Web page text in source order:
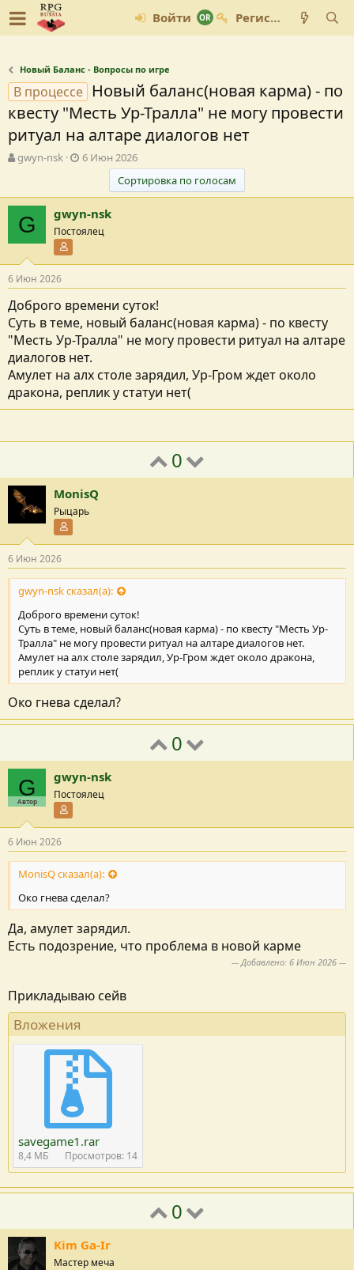
Войти Регистрация
Новый Баланс - Вопросы по игре
В процессе
Новый баланс(новая карма) - по
квесту "Месть Ур-Тралла" не могу провести
ритуал на алтаре диалогов нет
А
о
т
е
м
gwyn-nsk
Д
а
с
о
н
я
6 Июн 2026
Сортировка по голосам
G gwyn-nsk
Постоялец
6 Июн 2026
Доброго времени суток!
Суть в теме, новый баланс(новая карма) - по квесту
"Месть Ур-Тралла" не могу провести ритуал на алтаре
диалогов нет.
Амулет на алх столе зарядил, Ур-Гром ждет около
дракона, реплик у статуи нет(
0
MonisQ
Рыцарь
6 Июн 2026
gwyn-nsk сказал(а):
Доброго времени суток!
Суть в теме, новый баланс(новая карма) - по квесту "Месть Ур-
Тралла" не могу провести ритуал на алтаре диалогов нет.
Амулет на алх столе зарядил, Ур-Гром ждет около дракона,
реплик у статуи нет(
Око гнева сделал?
0
Автор
G gwyn-nsk
Постоялец
6 Июн 2026
MonisQ сказал(а):
Око гнева сделал?
Да, амулет зарядил.
Есть подозрение, что проблема в новой карме
--- Добавлено: 6 Июн 2026 ---
Прикладываю сейв
Вложения
savegame1.rar
8,4 MБ Просмотров: 14
0
Kim Ga-Ir
Мастер меча